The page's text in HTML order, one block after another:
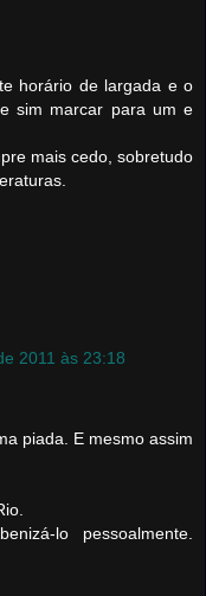
horário de largada e o
sim marcar para um e
mais cedo, sobretudo
2011 às 23:18
piada. E mesmo assim
lo pessoalmente.